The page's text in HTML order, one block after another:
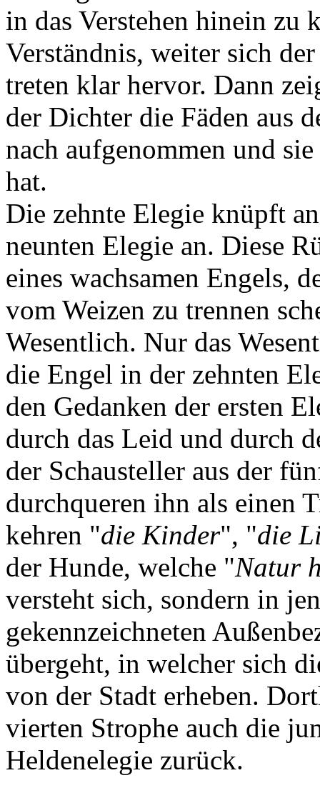
in das Verstehen hinein zu
Verständnis, weiter sich
treten klar hervor. Dann
der Dichter die Fäden aus
nach aufgenommen und
hat.
Die zehnte Elegie knüpft
neunten Elegie an. Diese
eines wachsamen Engels,
vom Weizen zu trennen
Wesentlich. Nur das
die Engel in der zehnten
den Gedanken der ersten
durch das Leid und durch
der Schausteller aus der
durchqueren ihn als einen
kehren "die Kinder", "die
der Hunde, welche "Natur
versteht sich, sondern in
gekennzeichneten
übergeht, in welcher sich
von der Stadt erheben.
vierten Strophe auch die
Heldenelegie zurück.